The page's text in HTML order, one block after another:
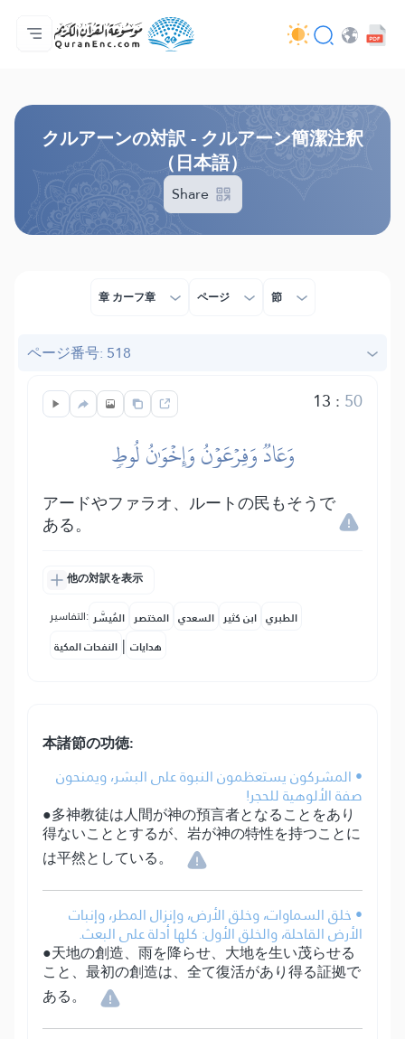
ホーム
対訳の目次
Audio
開発者向け提供サービス - API
事業内容
お問い合わせ
言語
クルアーンの対訳 - クルアーン簡潔注釈
（日本語）
Share
章 カーフ章 ページ 節
ページ番号: 518
13 : 50
وَعَادٞ وَفِرۡعَوۡنُ وَإِخۡوَٰنُ لُوطٖ
アードやファラオ、ルートの民もそうで
ある。
他の対訳を表示
التفاسير: المُيسَّر المختصر السعدي ابن كثير الطبري
النفحات المكية | هدايات
本諸節の功徳:
• المشركون يستعظمون النبوة على البشر، ويمنحون
صفة الألوهية للحجر!
●多神教徒は人間が神の預言者となることをあり
得ないこととするが、岩が神の特性を持つことに
は平然としている。
• خلق السماوات، وخلق الأرض، وإنزال المطر، وإنبات
الأرض القاحلة، والخلق الأول: كلها أدلة على البعث.
●天地の創造、雨を降らせ、大地を生い茂らせる
こと、最初の創造は、全て復活があり得る証拠で
ある。